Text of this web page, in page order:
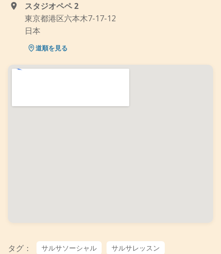
スタジオペペ 2
東京都港区六本木7-17-12
日本
道順を見る
タグ： サルサソーシャル サルサレッスン